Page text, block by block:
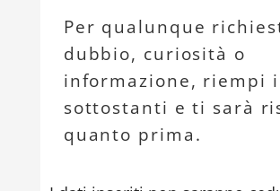
Per qualunque
dubbio, curiosità o
informazione, riempi
sottostanti e ti sarà
quanto prima.